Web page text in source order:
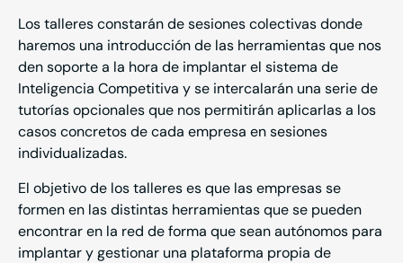
Los talleres constarán de sesiones colectivas donde
haremos una introducción de las herramientas que nos
den soporte a la hora de implantar el sistema de
Inteligencia Competitiva y se intercalarán una serie de
tutorías opcionales que nos permitirán aplicarlas a los
casos concretos de cada empresa en sesiones
individualizadas.
El objetivo de los talleres es que las empresas se
formen en las distintas herramientas que se pueden
encontrar en la red de forma que sean autónomos para
implantar y gestionar una plataforma propia de